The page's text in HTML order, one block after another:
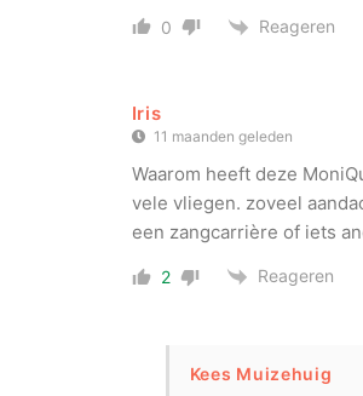
0 Reageren
Iris
11 maanden geleden
Waarom heeft deze
vele vliegen. zoveel
een zangcarrière of iets
2 Reageren
Kees Muizehuig